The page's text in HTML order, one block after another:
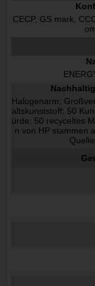
CECP, GS mark,
Halogenarm;
altskunststoff; 50
ürde; 50 recyceltes
n von HP stammen